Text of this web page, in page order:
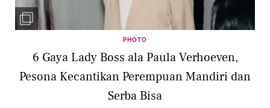
PHOTO
6 Gaya Lady Boss ala Paula Verhoeven,
Pesona Kecantikan Perempuan Mandiri dan
Serba Bisa